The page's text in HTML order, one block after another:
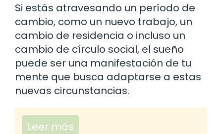
Si estás atravesando un período de
cambio, como un nuevo trabajo, un
cambio de residencia o incluso un
cambio de círculo social, el sueño
puede ser una manifestación de tu
mente que busca adaptarse a estas
nuevas circunstancias.
Leer más